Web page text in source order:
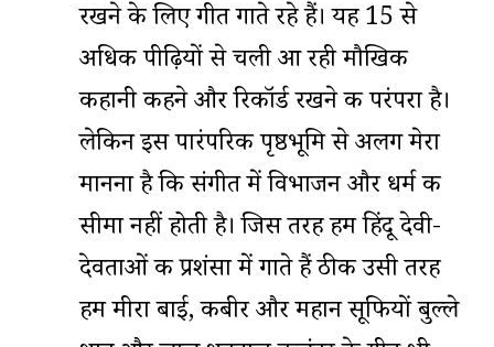
रखने के लिए गीत गाते रहे हैं। यह 15 से
अधिक पीढ़ियों से चली आ रही मौखिक
कहानी कहने और रिकॉर्ड रखने की परंपरा है।
लेकिन इस पारंपरिक पृष्ठभूमि से अलग मेरा
मानना है कि संगीत में विभाजन और धर्म की
सीमा नहीं होती है। जिस तरह हम हिंदू देवी-
देवताओं की प्रशंसा में गाते हैं ठीक उसी तरह
हम मीरा बाई, कबीर और महान सूफियों बुल्ले